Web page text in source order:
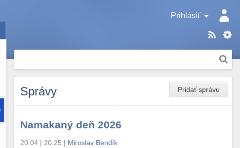
Prihlásiť
Pridať správu
Správy
Namakaný deň 2026
20.04 | 20:25 | Miroslav Bendík